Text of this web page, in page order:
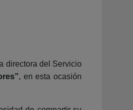
directora del Servicio
, en esta ocasión